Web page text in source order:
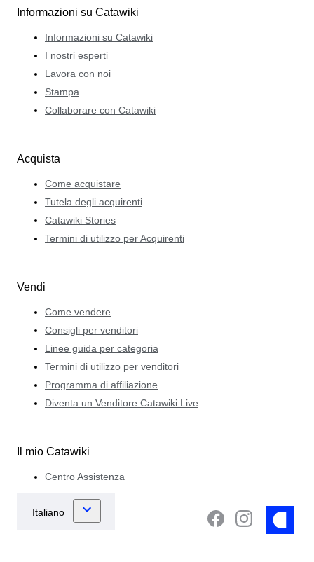
Informazioni su Catawiki
Informazioni su Catawiki
I nostri esperti
Lavora con noi
Stampa
Collaborare con Catawiki
Acquista
Come acquistare
Tutela degli acquirenti
Catawiki Stories
Termini di utilizzo per Acquirenti
Vendi
Come vendere
Consigli per venditori
Linee guida per categoria
Termini di utilizzo per venditori
Programma di affiliazione
Diventa un Venditore Catawiki Live
Il mio Catawiki
Centro Assistenza